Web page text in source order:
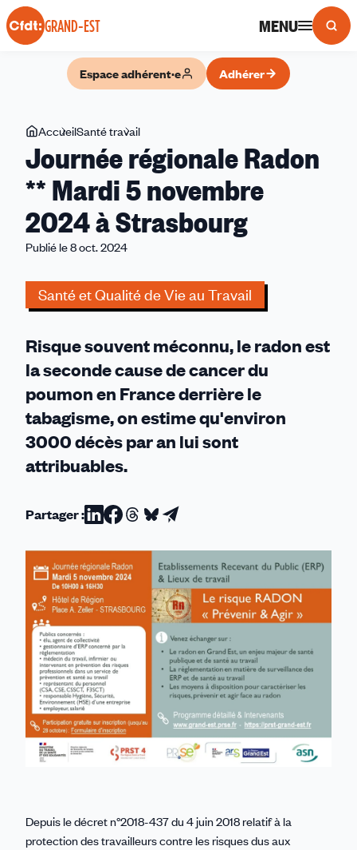
Panneau de gestion des cookies
GRAND-EST MENU
Espace adhérent·e Adhérer
Vous
êtes
ici
AccueilSanté travail
régionale
**
Mardi
5
à
Strasbourg
Journée régionale Radon
** Mardi 5 novembre
2024 à Strasbourg
Publié le 8 oct. 2024
Santé et Qualité de Vie au Travail
Risque souvent méconnu, le radon est
la seconde cause de cancer du
poumon en France derrière le
tabagisme, on estime qu'environ
3000 décès par an lui sont
attribuables.
Partager :Partager
sur
Linkedin
Partager
sur
Facebook
Partager
sur
Threads
Partager
sur
Bluesky
Partager
par
email
Depuis le décret n°2018-437 du 4 juin 2018 relatif à la
protection des travailleurs contre les risques dus aux